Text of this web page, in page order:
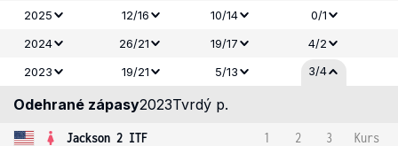
2025 12/16 10/14
0/1
2024
26/21 19/17
4/2
2023
19/21 5/13 3/4
Odehrané zápasy2023Tvrdý p.
Jackson 2 ITF 1 2 3
Kurs